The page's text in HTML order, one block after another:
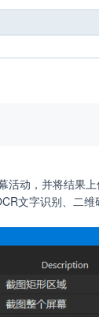
动，并将结果
文字识别、二